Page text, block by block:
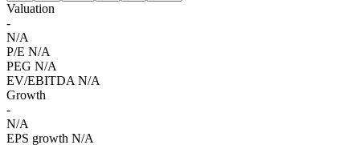
Valuation
-
N/A
P/E N/A
PEG N/A
EV/EBITDA N/A
Growth
-
N/A
EPS growth N/A